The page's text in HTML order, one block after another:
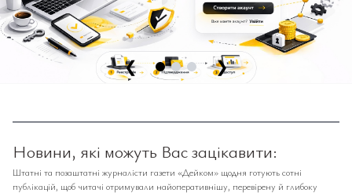
❮ ❯
Новини, які можуть Вас зацікавити:
Штатні та позаштатні журналісти газети «Дейком» щодня готують сотні
публікацій, щоб читачі отримували найоперативнішу, перевірену й глибоку